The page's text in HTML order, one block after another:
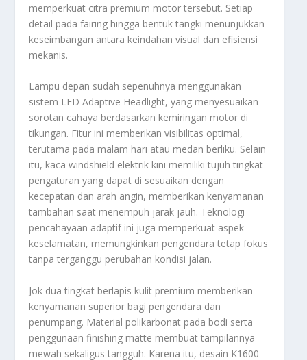
memperkuat citra premium motor tersebut. Setiap
detail pada fairing hingga bentuk tangki menunjukkan
keseimbangan antara keindahan visual dan efisiensi
mekanis.
Lampu depan sudah sepenuhnya menggunakan
sistem LED Adaptive Headlight, yang menyesuaikan
sorotan cahaya berdasarkan kemiringan motor di
tikungan. Fitur ini memberikan visibilitas optimal,
terutama pada malam hari atau medan berliku. Selain
itu, kaca windshield elektrik kini memiliki tujuh tingkat
pengaturan yang dapat di sesuaikan dengan
kecepatan dan arah angin, memberikan kenyamanan
tambahan saat menempuh jarak jauh. Teknologi
pencahayaan adaptif ini juga memperkuat aspek
keselamatan, memungkinkan pengendara tetap fokus
tanpa terganggu perubahan kondisi jalan.
Jok dua tingkat berlapis kulit premium memberikan
kenyamanan superior bagi pengendara dan
penumpang. Material polikarbonat pada bodi serta
penggunaan finishing matte membuat tampilannya
mewah sekaligus tangguh. Karena itu, desain K1600